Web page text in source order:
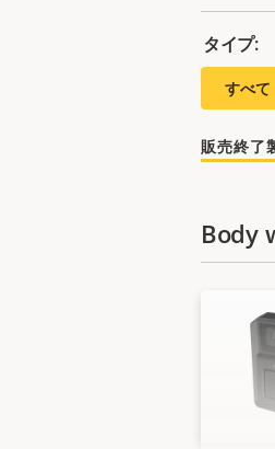
タイプ:
すべて
販売終了
Body